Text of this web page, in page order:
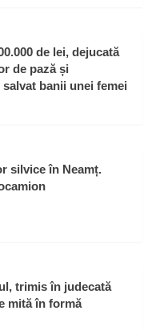
de lei, dejucată
de pază și
banii unei femei
silvice în Neamț.
trimis în judecată
mită în formă